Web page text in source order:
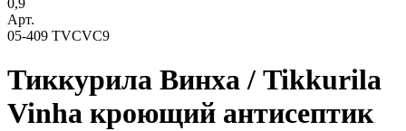
Арт.
05-409 TVCVC9
Тиккурила Винха / Tikkurila
Vinha кроющий антисептик